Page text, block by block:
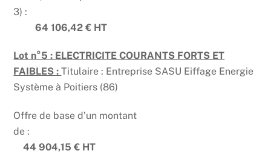
3) :
64 106,42 € HT
Lot n°5 : ELECTRICITE COURANTS FORTS ET
FAIBLES :Titulaire : Entreprise SASU Eiffage Energie
Système à Poitiers (86)
Offre de base d’un montant
de :
44 904,15 € HT